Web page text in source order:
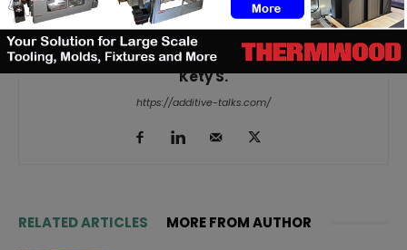
Kety S.
https://additive-talks.com/
RELATED ARTICLES MORE FROM AUTHOR